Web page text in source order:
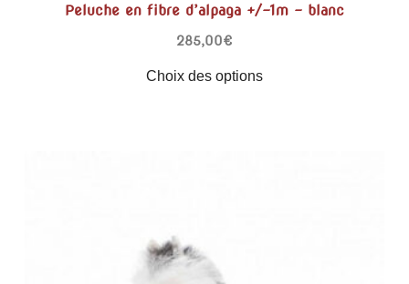
Peluche en fibre d’alpaga +/-1m – blanc
285,00€
Choix des options